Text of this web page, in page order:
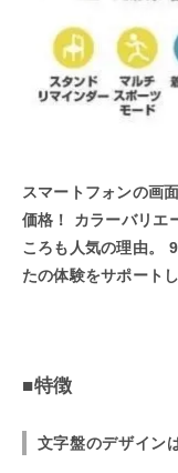
スマートフォンの画
価格！
カラーバリエ
ころも人気の理由。
たの体験をサポートし
■特徴
文字盤のデザイン